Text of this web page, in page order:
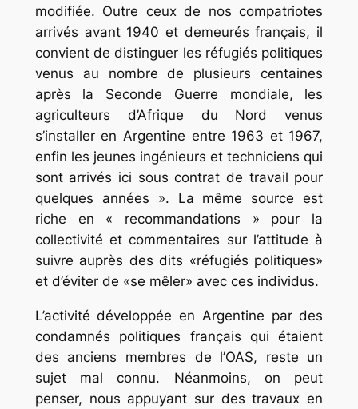
modifiée. Outre ceux de nos compatriotes
arrivés avant 1940 et demeurés français, il
convient de distinguer les réfugiés politiques
venus au nombre de plusieurs centaines
après la Seconde Guerre mondiale, les
agriculteurs d’Afrique du Nord venus
s’installer en Argentine entre 1963 et 1967,
enfin les jeunes ingénieurs et techniciens qui
sont arrivés ici sous contrat de travail pour
quelques années ». La même source est
riche en « recommandations » pour la
collectivité et commentaires sur l’attitude à
suivre auprès des dits «réfugiés politiques»
et d’éviter de «se mêler» avec ces individus.
L’activité développée en Argentine par des
condamnés politiques français qui étaient
des anciens membres de l’OAS, reste un
sujet mal connu. Néanmoins, on peut
penser, nous appuyant sur des travaux en